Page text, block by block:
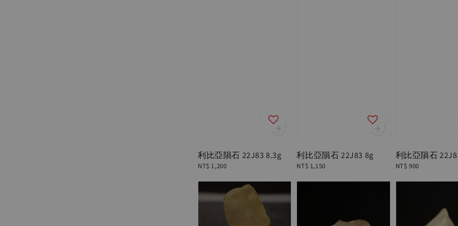
利比亞隕石 22J83 8.3g
Regular
NT$ 1,200
利比亞隕石 22J83 8g
Regular
NT$ 1,150
利比亞隕石
Regular
NT$ 900